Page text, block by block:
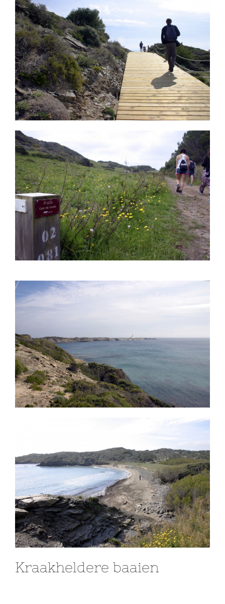
Kraakheldere baaien